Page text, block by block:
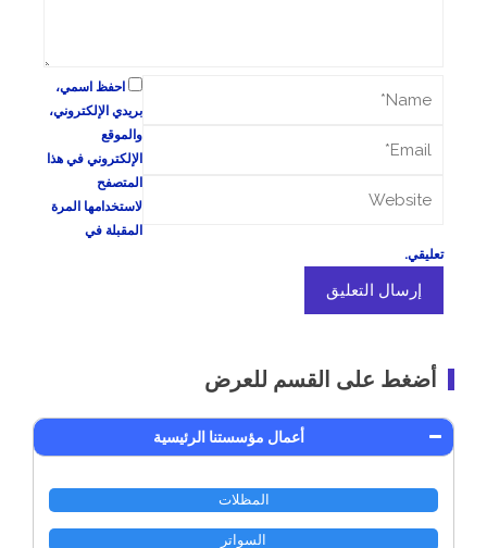
احفظ اسمي،
بريدي الإلكتروني،
والموقع
الإلكتروني في هذا
المتصفح
لاستخدامها المرة
المقبلة في
تعليقي.
أضغط على القسم للعرض
أعمال مؤسستنا الرئيسية
المظلات
السواتر